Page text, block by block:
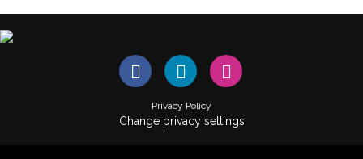
Privacy Policy
Change privacy settings